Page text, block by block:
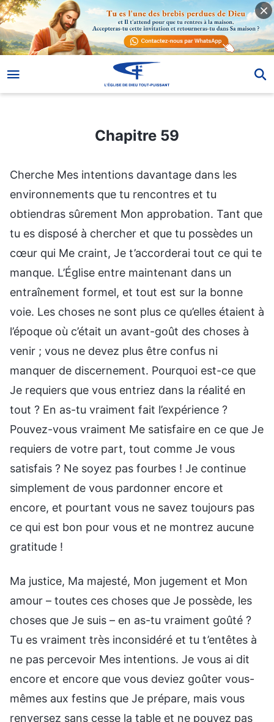
Chapitre 59
Cherche Mes intentions davantage dans les
environnements que tu rencontres et tu
obtiendras sûrement Mon approbation. Tant que
tu es disposé à chercher et que tu possèdes un
cœur qui Me craint, Je t’accorderai tout ce qui te
manque. L’Église entre maintenant dans un
entraînement formel, et tout est sur la bonne
voie. Les choses ne sont plus ce qu’elles étaient à
l’époque où c’était un avant-goût des choses à
venir ; vous ne devez plus être confus ni
manquer de discernement. Pourquoi est-ce que
Je requiers que vous entriez dans la réalité en
tout ? En as-tu vraiment fait l’expérience ?
Pouvez-vous vraiment Me satisfaire en ce que Je
requiers de votre part, tout comme Je vous
satisfais ? Ne soyez pas fourbes ! Je continue
simplement de vous pardonner encore et
encore, et pourtant vous ne savez toujours pas
ce qui est bon pour vous et ne montrez aucune
gratitude !
Ma justice, Ma majesté, Mon jugement et Mon
amour – toutes ces choses que Je possède, les
choses que Je suis – en as-tu vraiment goûté ?
Tu es vraiment très inconsidéré et tu t’entêtes à
ne pas percevoir Mes intentions. Je vous ai dit
encore et encore que vous deviez goûter vous-
mêmes aux festins que Je prépare, mais vous
renversez sans cesse la table et ne pouvez pas